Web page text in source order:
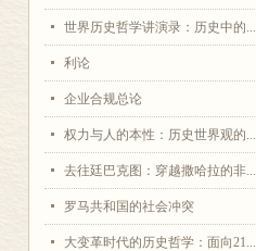
世界历史哲学讲演录：历史中的...
利论
企业合规总论
权力与人的本性：历史世界观的...
去往廷巴克图：穿越撒哈拉的非...
罗马共和国的社会冲突
大变革时代的历史哲学：面向21...